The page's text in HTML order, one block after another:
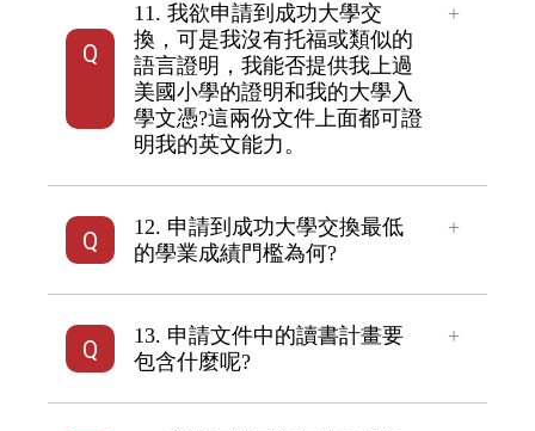
11. 我欲申請到成功大學交
換，可是我沒有托福或類似的
語言證明，我能否提供我上過
美國小學的證明和我的大學入
學文憑?這兩份文件上面都可證
明我的英文能力。
12. 申請到成功大學交換最低
的學業成績門檻為何?
13. 申請文件中的讀書計畫要
包含什麼呢?